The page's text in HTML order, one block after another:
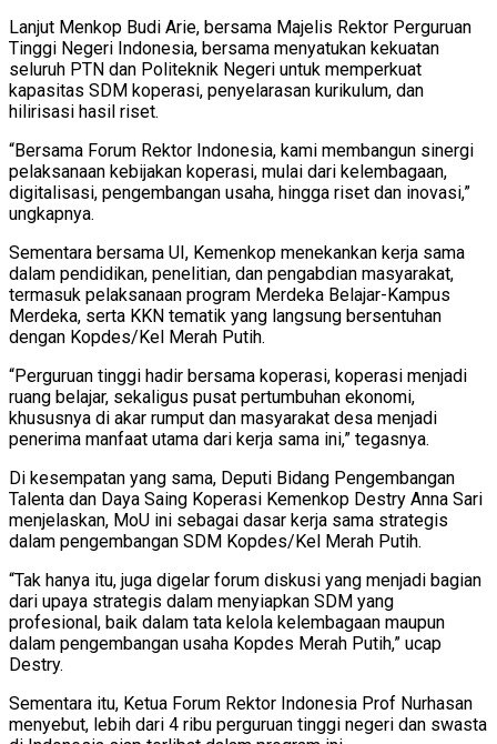
Lanjut Menkop Budi Arie, bersama Majelis Rektor Perguruan
Tinggi Negeri Indonesia, bersama menyatukan kekuatan
seluruh PTN dan Politeknik Negeri untuk memperkuat
kapasitas SDM koperasi, penyelarasan kurikulum, dan
hilirisasi hasil riset.
“Bersama Forum Rektor Indonesia, kami membangun sinergi
pelaksanaan kebijakan koperasi, mulai dari kelembagaan,
digitalisasi, pengembangan usaha, hingga riset dan inovasi,”
ungkapnya.
Sementara bersama UI, Kemenkop menekankan kerja sama
dalam pendidikan, penelitian, dan pengabdian masyarakat,
termasuk pelaksanaan program Merdeka Belajar-Kampus
Merdeka, serta KKN tematik yang langsung bersentuhan
dengan Kopdes/Kel Merah Putih.
“Perguruan tinggi hadir bersama koperasi, koperasi menjadi
ruang belajar, sekaligus pusat pertumbuhan ekonomi,
khususnya di akar rumput dan masyarakat desa menjadi
penerima manfaat utama dari kerja sama ini,” tegasnya.
Di kesempatan yang sama, Deputi Bidang Pengembangan
Talenta dan Daya Saing Koperasi Kemenkop Destry Anna Sari
menjelaskan, MoU ini sebagai dasar kerja sama strategis
dalam pengembangan SDM Kopdes/Kel Merah Putih.
“Tak hanya itu, juga digelar forum diskusi yang menjadi bagian
dari upaya strategis dalam menyiapkan SDM yang
profesional, baik dalam tata kelola kelembagaan maupun
dalam pengembangan usaha Kopdes Merah Putih,” ucap
Destry.
Sementara itu, Ketua Forum Rektor Indonesia Prof Nurhasan
menyebut, lebih dari 4 ribu perguruan tinggi negeri dan swasta